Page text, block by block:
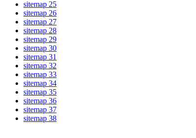
sitemap 25
sitemap 26
sitemap 27
sitemap 28
sitemap 29
sitemap 30
sitemap 31
sitemap 32
sitemap 33
sitemap 34
sitemap 35
sitemap 36
sitemap 37
sitemap 38